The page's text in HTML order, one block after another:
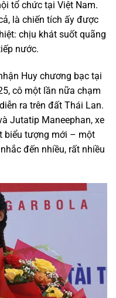
tổ chức tại Việt Nam.
là chiến tích ấy được
chịu khát suốt quãng
nước.
Huy chương bạc tại
cô một lần nữa chạm
ra trên đất Thái Lan.
Jutatip Maneephan, xe
biểu tượng mới – một
đến nhiều, rất nhiều